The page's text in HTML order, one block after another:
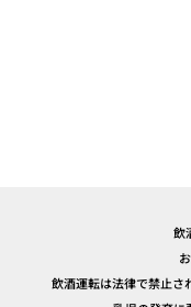
飲
飲酒運転は法律で禁止さ